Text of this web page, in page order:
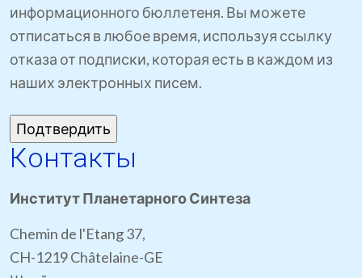
информационного бюллетеня. Вы можете
отписаться в любое время, используя ссылку
отказа от подписки, которая есть в каждом из
наших электронных писем.
Контакты
Институт Планетарного Синтеза
Chemin de l'Etang 37,
CH-1219 Châtelaine-GE